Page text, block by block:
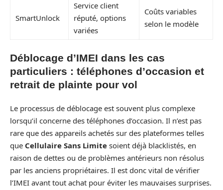
SmartUnlock
Service client
réputé, options
variées
Coûts variables
selon le modèle
Déblocage d’IMEI dans les cas
particuliers : téléphones d’occasion et
retrait de plainte pour vol
Le processus de déblocage est souvent plus complexe
lorsqu’il concerne des téléphones d’occasion. Il n’est pas
rare que des appareils achetés sur des plateformes telles
que Cellulaire Sans Limite soient déjà blacklistés, en
raison de dettes ou de problèmes antérieurs non résolus
par les anciens propriétaires. Il est donc vital de vérifier
l’IMEI avant tout achat pour éviter les mauvaises surprises.